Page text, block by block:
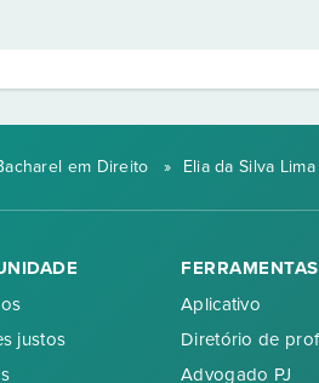
em Direito » Elia da Silva Lima
justos
FERRAMENTAS
Aplicativo
Diretório de
Advogado PJ